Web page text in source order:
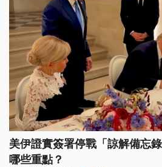
美伊證實簽署停戰「諒解備忘
哪些重點？